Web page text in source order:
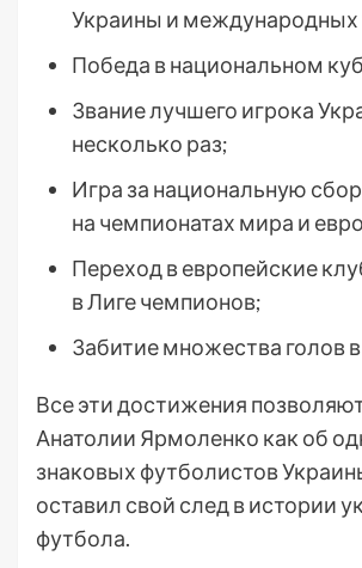
Украины и международных
Победа в национальном
Звание лучшего игрока
несколько раз;
Игра за национальную
на чемпионатах мира и
Переход в европейские
в Лиге чемпионов;
Забитие множества голов
Все эти достижения
Анатолии Ярмоленко как об
знаковых футболистов
оставил свой след в истории
футбола.